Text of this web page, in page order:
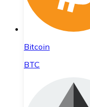
Bitcoin
BTC